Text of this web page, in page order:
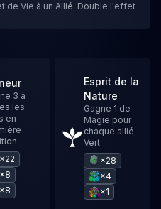
de Vie à un Allié. Double l'effet
3 à
les
en
×22
×8
×8
Esprit de la
Nature
Gagne 1 de
Magie pour
chaque allié
Vert.
×28
×4
×1